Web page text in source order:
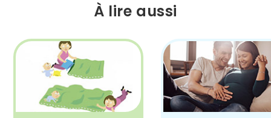
À lire aussi